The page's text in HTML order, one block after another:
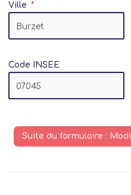
Ville
Code INSEE
Suite du formulaire :